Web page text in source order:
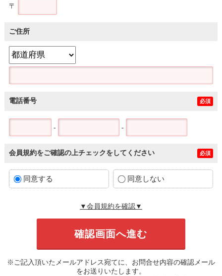
〒
ご住所
電話番号 必須
- -
会員規約をご確認の上チェックをしてください 必須
同意する 同意しない
▼会員規約を確認▼
※ご記入頂いたメールアドレス宛てに、お問合せ内容の確認メール
をお送りいたします。